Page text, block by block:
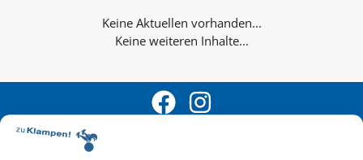
Keine weiteren Inhalte...